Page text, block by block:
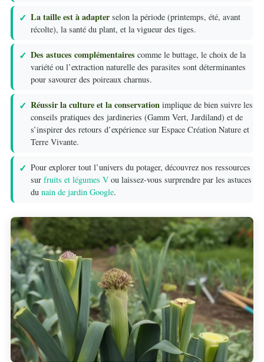
La taille est à adapter selon la période (printemps, été, avant
récolte), la santé du plant, et la vigueur des tiges.
Des astuces complémentaires comme le buttage, le choix de la
variété ou l’extraction naturelle des parasites sont déterminantes
pour savourer des poireaux charnus.
Réussir la culture et la conservation implique de bien suivre les
conseils pratiques des jardineries (Gamm Vert, Jardiland) et de
s’inspirer des retours d’expérience sur Espace Création Nature et
Terre Vivante.
Pour explorer tout l’univers du potager, découvrez nos ressources
sur fruits et légumes V ou laissez-vous surprendre par les astuces
du nain de jardin Google.